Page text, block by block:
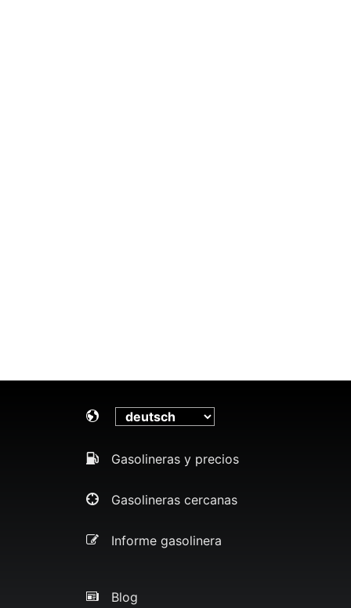
Gasolineras y precios
Gasolineras cercanas
Informe gasolinera
Blog